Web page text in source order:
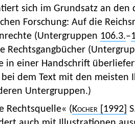
sich im Grundsatz an den
Forschung: Auf die
(Untergruppen 106.3.–
Rechtsgangbücher
in einer Handschrift
dem Text mit den
Untergruppen.)
Rechtsquelle« (Kocher[1992]